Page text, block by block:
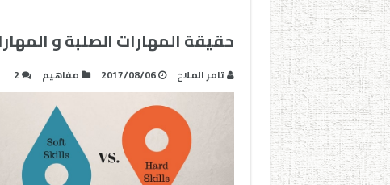
حقيقة المهارات الصلبة و
تامر الملاح 2017/08/06 مفاهيم 2